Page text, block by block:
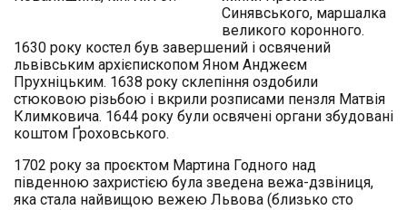
Синявського, маршалка
великого коронного.
1630 року костел був завершений і освячений
львівським архієпископом Яном Анджеєм
Прухніцьким. 1638 року склепіння оздобили
стюковою різьбою і вкрили розписами пензля Матвія
Климковича. 1644 року були освячені органи збудовані
коштом Ґроховського.
1702 року за проєктом Мартина Годного над
південною захристією була зведена вежа-дзвіниця,
яка стала найвищою вежею Львова (близько сто